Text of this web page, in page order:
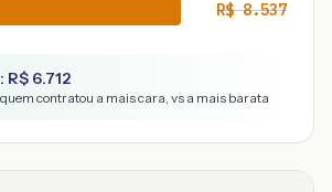
R$8.537
R$ 6.712
contratou a mais cara, vs a mais barata